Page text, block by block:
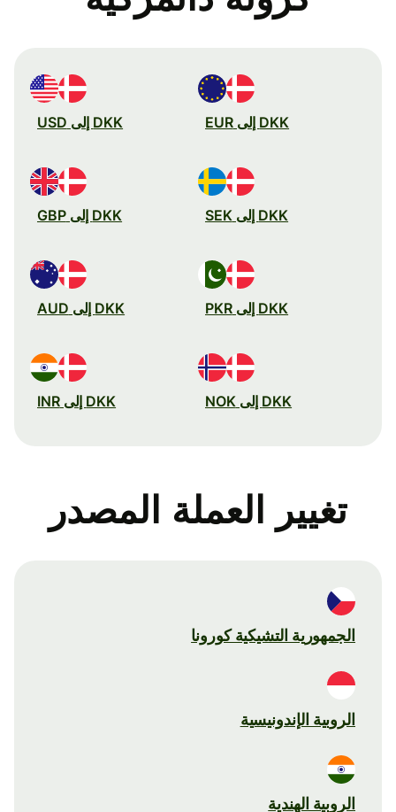
DKK إلى EUR DKK إلى USD
DKK إلى SEK DKK إلى GBP
DKK إلى PKR DKK إلى AUD
DKK إلى NOK DKK إلى INR
تغيير العملة المصدر
الجمهورية التشيكية كورونا
الروبية الإندونيسية
الروبية الهندية